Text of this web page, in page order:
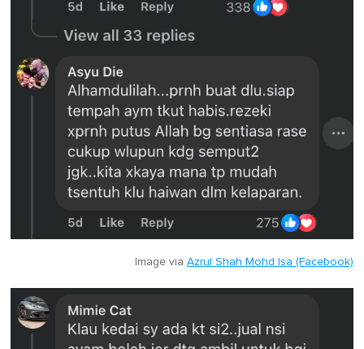
Image via Azrul Shah Mohd Isa (Facebook)